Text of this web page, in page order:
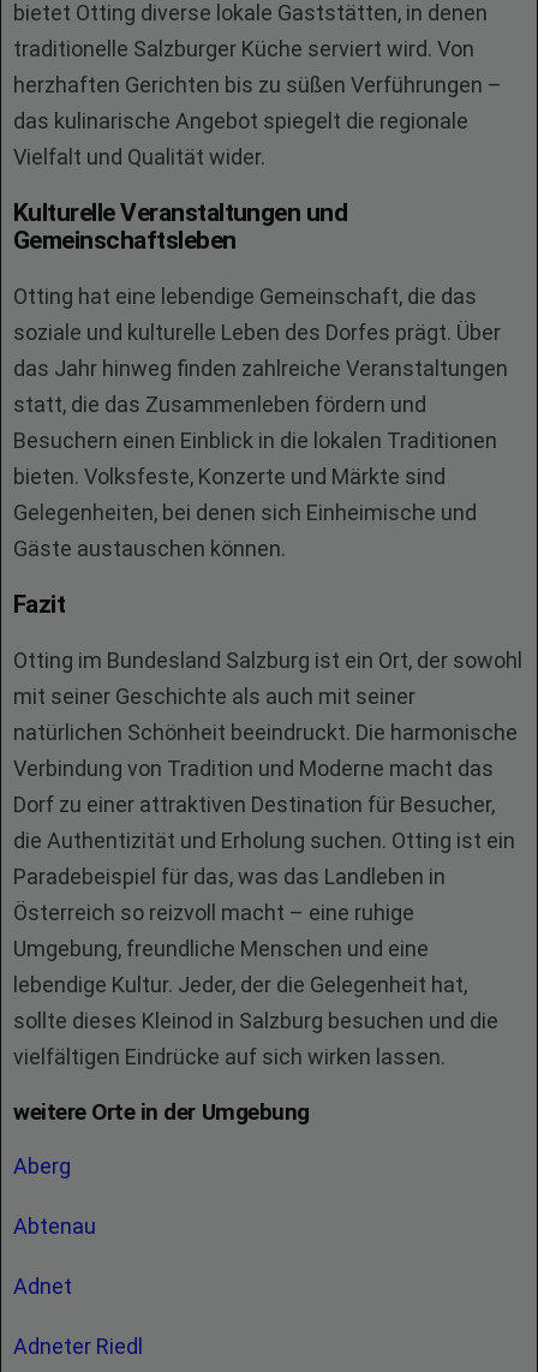
bietet Otting diverse lokale Gaststätten, in denen
traditionelle Salzburger Küche serviert wird. Von
herzhaften Gerichten bis zu süßen Verführungen –
das kulinarische Angebot spiegelt die regionale
Vielfalt und Qualität wider.
Kulturelle Veranstaltungen und
Gemeinschaftsleben
Otting hat eine lebendige Gemeinschaft, die das
soziale und kulturelle Leben des Dorfes prägt. Über
das Jahr hinweg finden zahlreiche Veranstaltungen
statt, die das Zusammenleben fördern und
Besuchern einen Einblick in die lokalen Traditionen
bieten. Volksfeste, Konzerte und Märkte sind
Gelegenheiten, bei denen sich Einheimische und
Gäste austauschen können.
Fazit
Otting im Bundesland Salzburg ist ein Ort, der sowohl
mit seiner Geschichte als auch mit seiner
natürlichen Schönheit beeindruckt. Die harmonische
Verbindung von Tradition und Moderne macht das
Dorf zu einer attraktiven Destination für Besucher,
die Authentizität und Erholung suchen. Otting ist ein
Paradebeispiel für das, was das Landleben in
Österreich so reizvoll macht – eine ruhige
Umgebung, freundliche Menschen und eine
lebendige Kultur. Jeder, der die Gelegenheit hat,
sollte dieses Kleinod in Salzburg besuchen und die
vielfältigen Eindrücke auf sich wirken lassen.
weitere Orte in der Umgebung
Aberg
Abtenau
Adnet
Adneter Riedl